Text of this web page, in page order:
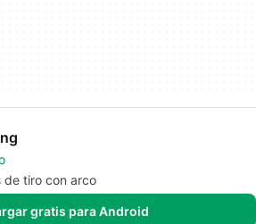
de tiro con arco
gratis para Android